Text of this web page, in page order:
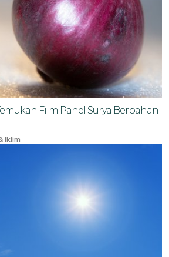
Film Panel Surya Berbahan
Iklim